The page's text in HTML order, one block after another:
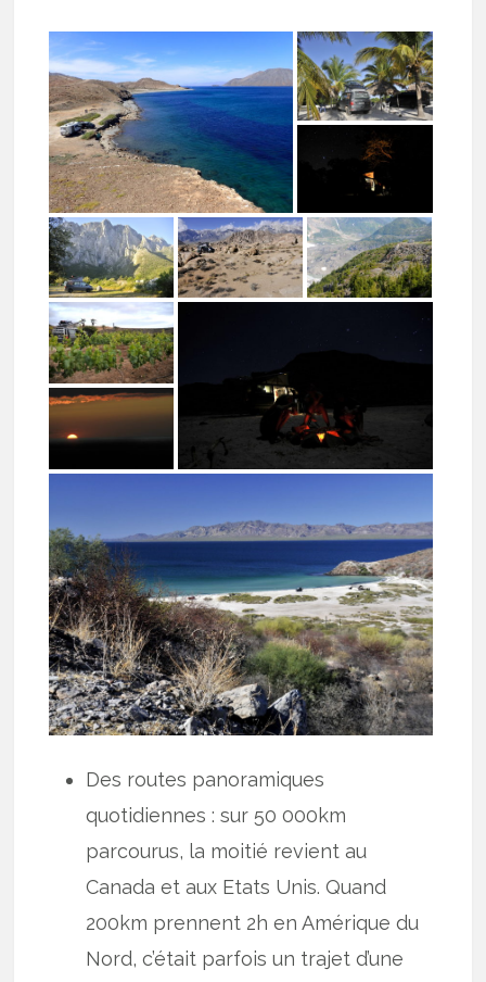
Des routes panoramiques
quotidiennes : sur 50 000km
parcourus, la moitié revient au
Canada et aux Etats Unis. Quand
200km prennent 2h en Amérique du
Nord, c’était parfois un trajet d’une